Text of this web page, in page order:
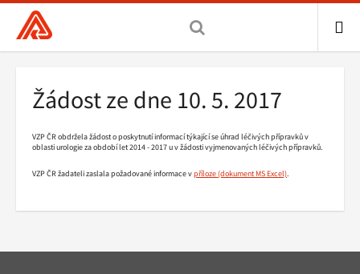
Všeobecná
zdravotní
hlavní
Drobečková
navigace
Žádost ze dne 10. 5. 2017
VZP ČR obdržela žádost o poskytnutí informací týkající se úhrad léčivých přípravků v
oblasti urologie za období let 2014 - 2017 u v žádosti vyjmenovaných léčivých přípravků.
VZP ČR žadateli zaslala požadované informace vpříloze .